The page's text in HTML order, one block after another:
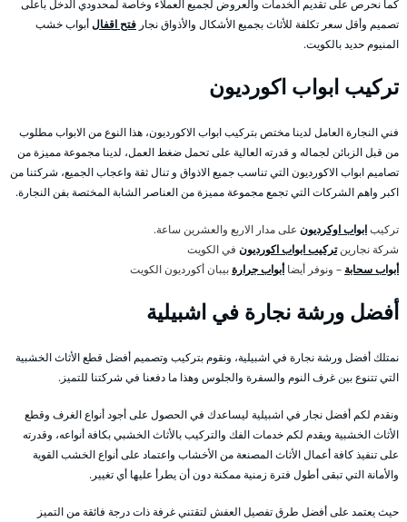
كما نحرص على تقديم الخدمات والعروض لجميع العملاء وخاصة لمحدودي الدخل بأعلى
تصميم وأقل سعر تكلفة للأثاث بجميع الأشكال والأذواق نجار فتح اقفالأبواب خشب
المنيوم حديد بالكويت.
تركيب ابواب اكورديون
فني النجارة العامل لدينا مختص بتركيب ابواب الاكورديون، هذا النوع من الابواب مطلوب
من قبل الزبائن لجماله و قدرته العالية على تحمل ضغط العمل، لدينا مجموعة مميزة من
تصاميم ابواب الاكورديون التي تناسب جميع الاذواق و تنال ثقة واعجاب الجميع، شركتنا من
اكبر واهم الشركات التي تجمع مجموعة مميزة من العناصر الشابة المختصة بفن النجارة.
تركيبابواب اوكرديون على مدار الاربع والعشرين ساعة.
شركة نجارينتركيب ابواب اكورديون في الكويت
أبواب سحابة – ونوفر أيضاأبواب جرارةبيبان أكورديون الكويت
أفضل ورشة نجارة في اشبيلية
نمتلك أفضل ورشة نجارة في اشبيلية، ونقوم بتركيب وتصميم أفضل قطع الأثاث الخشبية
التي تتنوع بين غرف النوم والسفرة والجلوس وهذا ما دفعنا في شركتنا للتميز.
ونقدم لكم أفضل نجار في اشبيلية ليساعدك في الحصول على أجود أنواع الغرف وقطع
الأثاث الخشبية ويقدم لكم خدمات الفك والتركيب بالأثاث الخشبي بكافة أنواعه، وقدرته
على تنفيذ كافة أعمال الأثاث المصنعة من الأخشاب واعتماد على أنواع الخشب القوية
والأمانة التي تبقى أطول فترة زمنية ممكنة دون أن يطرأ عليها أي تغيير.
حيث يعتمد على أفضل طرق تفصيل العفش لتقتني غرفة ذات درجة فائقة من التميز